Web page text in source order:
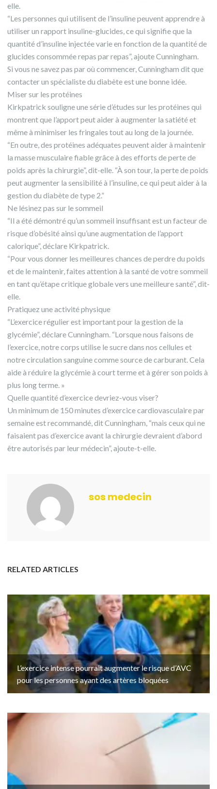
elle.
“Les personnes qui utilisent de l’insuline peuvent apprendre à
utiliser un rapport insuline-glucides, ce qui signifie que la
quantité d’insuline injectée varie en fonction de la quantité de
glucides consommée repas par repas”, ajoute Cunningham.
Si vous ne savez pas par où commencer, Cunningham dit que
contacter un spécialiste du diabète est une bonne idée.
Miser sur les protéines
Kirkpatrick souligne une série d’études sur les protéines qui
montrent que l’apport peut aider à augmenter la satiété et
même à minimiser les fringales tout au long de la journée.
“En outre, des protéines adéquates peuvent aider à maintenir
la masse musculaire fiable grâce à des efforts de perte de
poids après la chirurgie”, dit-elle. “À son tour, la perte de poids
peut augmenter la sensibilité à l’insuline, ce qui peut aider à la
gestion du diabète de type 2.”
Ne lésinez pas sur le sommeil
“Il a été démontré qu’un sommeil insuffisant est un facteur de
risque d’obésité ainsi qu’une augmentation de l’apport
calorique”, déclare Kirkpatrick.
“Pour vous donner les meilleures chances de perdre du poids
et de le maintenir, faites attention à la santé de votre sommeil
en tant qu’étape critique globale vers une meilleure santé”, dit-
elle.
Pratiquez une activité physique
“L’exercice régulier est important pour la gestion de la
glycémie”, déclare Cunningham. “Lorsque nous faisons de
l’exercice, notre corps utilise le sucre dans nos cellules et
notre circulation sanguine comme source de carburant. Cela
aide à réduire la glycémie à court terme et à gérer son poids à
plus long terme. »
Quelle quantité d’exercice devriez-vous viser?
Un minimum de 150 minutes d’exercice cardiovasculaire par
semaine est recommandé, dit Cunningham, “mais ceux qui ne
faisaient pas d’exercice avant la chirurgie devraient d’abord
être autorisés par leur médecin”, ajoute-t-elle.
sos medecin
RELATED ARTICLES
L’exercice intense pourrait augmenter le risque d’AVC
pour les personnes ayant des artères bloquées